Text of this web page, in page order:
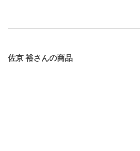
佐京 裕さんの商品